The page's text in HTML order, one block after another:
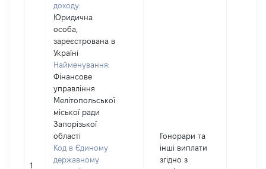
1
доходу:
Юридична
особа,
зареєстрована в
Україні
Найменування:
Фінансове
управління
Мелітопольської
міської ради
Запорізької
області
Код в Єдиному
державному
Гонорари та
інші виплати
згідно з